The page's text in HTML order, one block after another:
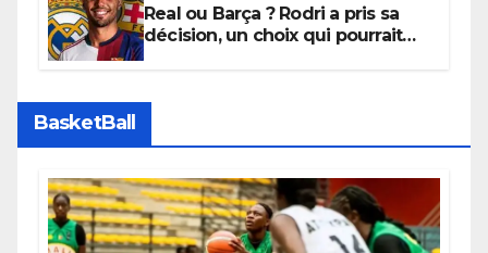
Real ou Barça ? Rodri a pris sa
décision, un choix qui pourrait
BasketBall